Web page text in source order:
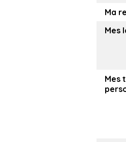
Ma
Mes
Mes